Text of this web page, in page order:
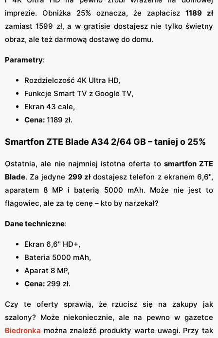
imprezie. Obniżka 25% oznacza, że zapłacisz 1189 zł
zamiast 1599 zł, a w gratisie dostajesz nie tylko świetny
obraz, ale też darmową dostawę do domu.
Parametry:
Rozdzielczość 4K Ultra HD,
Funkcje Smart TV z Google TV,
Ekran 43 cale,
Cena: 1189 zł.
Smartfon ZTE Blade A34 2/64 GB – taniej o 25%
Ostatnia, ale nie najmniej istotna oferta to smartfon ZTE
Blade. Za jedyne 299 złdostajesz telefon z ekranem 6,6",
aparatem 8 MP i baterią 5000 mAh. Może nie jest to
flagowiec, ale za tę cenę – kto by narzekał?
Dane techniczne:
Ekran 6,6" HD+,
Bateria 5000 mAh,
Aparat 8 MP,
Cena: 299 zł.
Czy te oferty sprawią, że rzucisz się na zakupy jak
szalony? Może niekoniecznie, ale na pewno w gazetce
Biedronka można znaleźć produkty warte uwagi. Przy tak